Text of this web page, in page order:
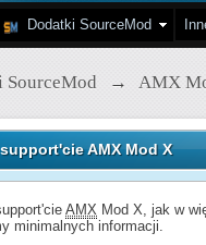
Dodatki SourceMod
→ AMX
AMX Mod X
AMX Mod X, jak w
minimalnych informacji.